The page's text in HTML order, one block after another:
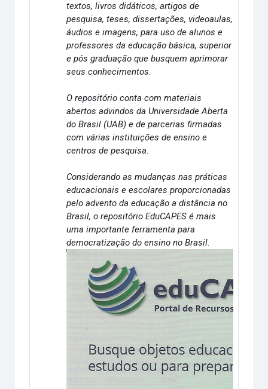
textos, livros didáticos, artigos de
pesquisa, teses, dissertações, videoaulas,
áudios e imagens, para uso de alunos e
professores da educação básica, superior
e pós graduação que busquem aprimorar
seus conhecimentos.
O repositório conta com materiais
abertos advindos da Universidade Aberta
do Brasil (UAB) e de parcerias firmadas
com várias instituições de ensino e
centros de pesquisa.
Considerando as mudanças nas práticas
educacionais e escolares proporcionadas
pelo advento da educação a distância no
Brasil, o repositório EduCAPES é mais
uma importante ferramenta para
democratização do ensino no Brasil.